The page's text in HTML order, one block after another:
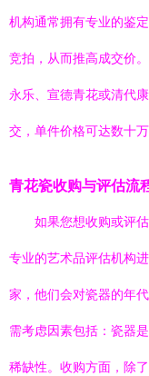
机构通常拥有专业的鉴
竞拍，从而推高成交价
永乐、宣德青花或清代
交，单件价格可达数十
青花瓷收购与评估流
如果您想收购或评
专业的艺术品评估机构
家，他们会对瓷器的年
需考虑因素包括：瓷器
稀缺性。收购方面，除